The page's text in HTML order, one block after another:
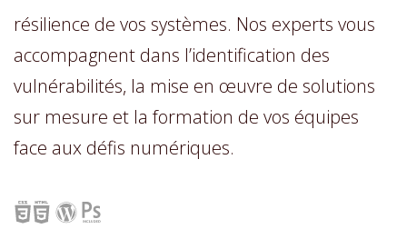
résilience de vos systèmes. Nos experts vous
accompagnent dans l’identification des
vulnérabilités, la mise en œuvre de solutions
sur mesure et la formation de vos équipes
face aux défis numériques.